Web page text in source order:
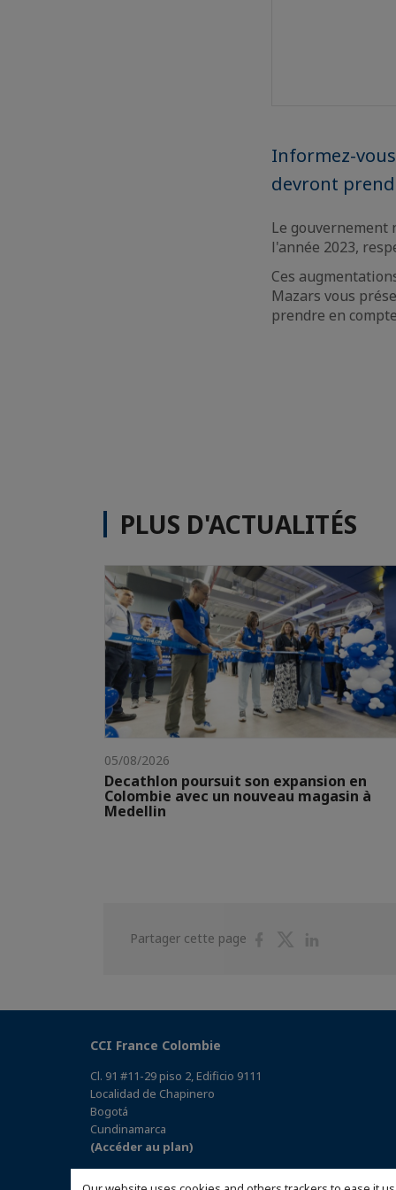
Informez-
devront
Le
l'année 2023,
Ces
Mazars vous
prendre en
PLUS D'ACTUALITÉS
05/08/2026
Decathlon poursuit son expansion en
Colombie avec un nouveau magasin à
Medellin
Partager cette page
PartagerPartager
CCI France Colombie
Cl. 91 #11-29 piso 2, Edificio 9111
Localidad de Chapinero
Bogotá
Cundinamarca
(Accéder au plan)